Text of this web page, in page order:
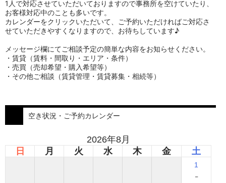
1人で対応させていただいておりますので事務所を空けていたり、
お客様対応中のことも多いです。
カレンダーをクリックいただいて、ご予約いただければご対応さ
せていただきやすくなりますので、お待ちしています♪
メッセージ欄にてご相談予定の簡単な内容をお知らせください。
・賃貸（賃料・間取り・エリア・条件）
・売買（売却希望・購入希望等）
・その他ご相談（賃貸管理・賃貸募集・相続等）
空き状況・ご予約カレンダー
2026年8月
日
月 火 水 木 金 土
1
-